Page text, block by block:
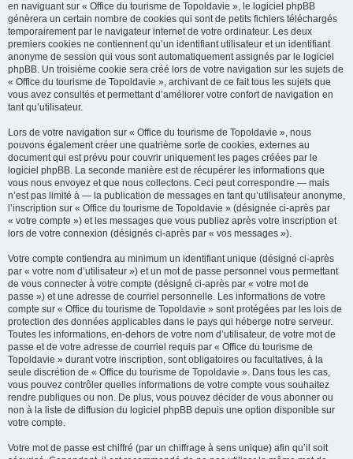
en naviguant sur « Office du tourisme de Topoldavie », le logiciel phpBB
génèrera un certain nombre de cookies qui sont de petits fichiers téléchargés
temporairement par le navigateur internet de votre ordinateur. Les deux
premiers cookies ne contiennent qu’un identifiant utilisateur et un identifiant
anonyme de session qui vous sont automatiquement assignés par le logiciel
phpBB. Un troisième cookie sera créé lors de votre navigation sur les sujets de
« Office du tourisme de Topoldavie », archivant de ce fait tous les sujets que
vous avez consultés et permettant d’améliorer votre confort de navigation en
tant qu’utilisateur.
Lors de votre navigation sur « Office du tourisme de Topoldavie », nous
pouvons également créer une quatrième sorte de cookies, externes au
document qui est prévu pour couvrir uniquement les pages créées par le
logiciel phpBB. La seconde manière est de récupérer les informations que
vous nous envoyez et que nous collectons. Ceci peut correspondre — mais
n’est pas limité à — la publication de messages en tant qu’utilisateur anonyme,
l’inscription sur « Office du tourisme de Topoldavie » (désignée ci-après par
« votre compte ») et les messages que vous publiez après votre inscription et
lors de votre connexion (désignés ci-après par « vos messages »).
Votre compte contiendra au minimum un identifiant unique (désigné ci-après
par « votre nom d’utilisateur ») et un mot de passe personnel vous permettant
de vous connecter à votre compte (désigné ci-après par « votre mot de
passe ») et une adresse de courriel personnelle. Les informations de votre
compte sur « Office du tourisme de Topoldavie » sont protégées par les lois de
protection des données applicables dans le pays qui héberge notre serveur.
Toutes les informations, en-dehors de votre nom d’utilisateur, de votre mot de
passe et de votre adresse de courriel requis par « Office du tourisme de
Topoldavie » durant votre inscription, sont obligatoires ou facultatives, à la
seule discrétion de « Office du tourisme de Topoldavie ». Dans tous les cas,
vous pouvez contrôler quelles informations de votre compte vous souhaitez
rendre publiques ou non. De plus, vous pouvez décider de vous abonner ou
non à la liste de diffusion du logiciel phpBB depuis une option disponible sur
votre compte.
Votre mot de passe est chiffré (par un chiffrage à sens unique) afin qu’il soit